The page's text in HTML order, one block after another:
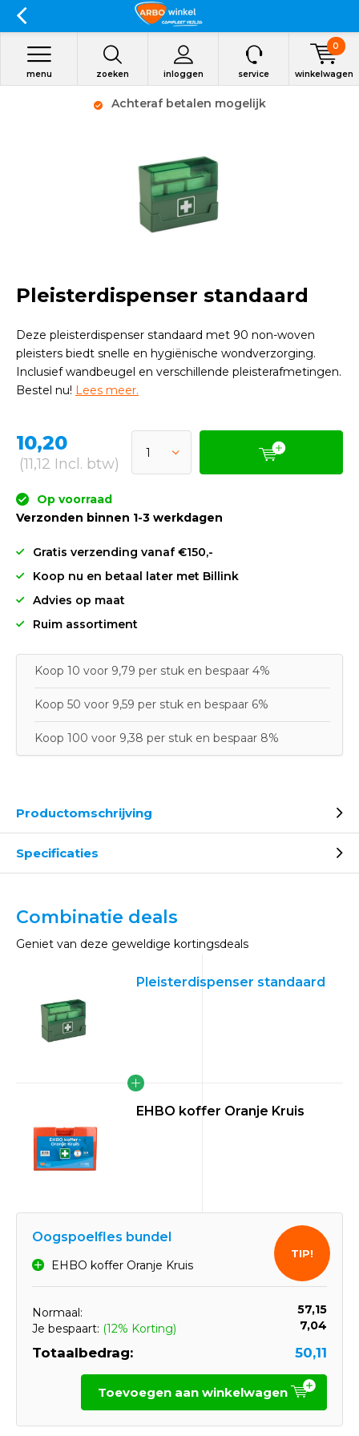
zoeken inloggen
menu service winkelwagen
0
Achteraf betalen mogelijk
Pleisterdispenser standaard
Deze pleisterdispenser standaard met 90 non-woven
pleisters biedt snelle en hygiënische wondverzorging.
Inclusief wandbeugel en verschillende pleisterafmetingen.
Bestel nu! Lees meer.
10,20
(11,12 Incl. btw)
Op voorraad
Verzonden binnen 1-3 werkdagen
Gratis verzending vanaf €150,-
Koop nu en betaal later met Billink
Advies op maat
Ruim assortiment
Koop 10 voor 9,79 per stuk en bespaar 4%
Koop 50 voor 9,59 per stuk en bespaar 6%
Koop 100 voor 9,38 per stuk en bespaar 8%
Productomschrijving
Specificaties
Combinatie deals
Geniet van deze geweldige kortingsdeals
Pleisterdispenser standaard
EHBO koffer Oranje Kruis
Oogspoelfles bundel
EHBO koffer Oranje Kruis
Normaal:
57,15
Je bespaart: (12% Korting) 7,04
Totaalbedrag: 50,11
TIP!
Toevoegen aan winkelwagen